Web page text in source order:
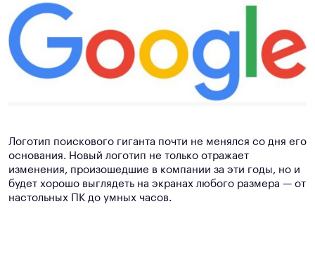
Логотип поискового гиганта почти не менялся со дня его
основания. Новый логотип не только отражает
изменения, произошедшие в компании за эти годы, но и
будет хорошо выглядеть на экранах любого размера — от
настольных ПК до умных часов.